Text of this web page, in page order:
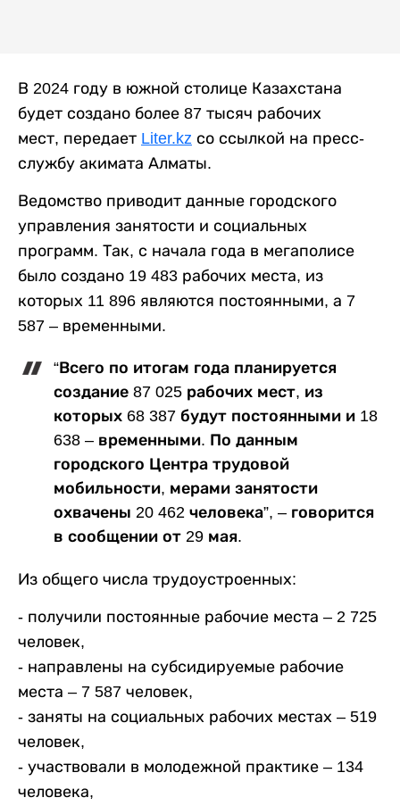
В 2024 году в южной столице Казахстана
будет создано более 87 тысяч рабочих
мест, передает Liter.kz со ссылкой на пресс-
службу акимата Алматы.
Ведомство приводит данные городского
управления занятости и социальных
программ. Так, с начала года в мегаполисе
было создано 19 483 рабочих места, из
которых 11 896 являются постоянными, а 7
587 – временными.
“Всего по итогам года планируется
создание 87 025 рабочих мест, из
которых 68 387 будут постоянными и 18
638 – временными. По данным
городского Центра трудовой
мобильности, мерами занятости
охвачены 20 462 человека”, – говорится
в сообщении от 29 мая.
Из общего числа трудоустроенных:
- получили постоянные рабочие места – 2 725
человек,
- направлены на субсидируемые рабочие
места – 7 587 человек,
- заняты на социальных рабочих местах – 519
человек,
- участвовали в молодежной практике – 134
человека,